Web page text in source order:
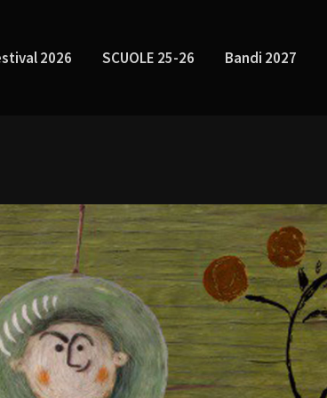
2026 SCUOLE 25-26 Bandi 2027